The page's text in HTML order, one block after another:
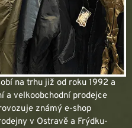
na trhu již od roku 1992 a
a velkoobchodní prodejce
známý e-shop
v Ostravě a Frýdku-